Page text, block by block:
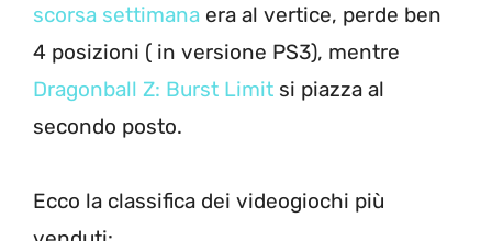
scorsa settimana era al vertice, perde ben
4 posizioni ( in versione PS3), mentre
Dragonball Z: Burst Limit si piazza al
secondo posto.
Ecco la classifica dei videogiochi più